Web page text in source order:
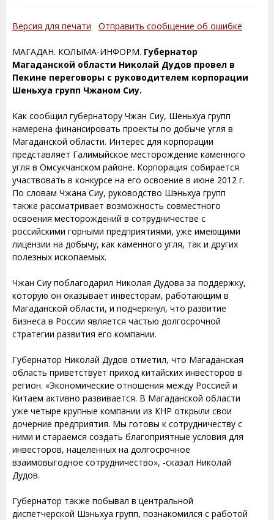
Версия для печати Отправить сообщение об ошибке
МАГАДАН. КОЛЫМА-ИНФОРМ. Губернатор
Магаданской области Николай Дудов провел в
Пекине переговоры с руководителем корпорации
Шеньхуа групп Чжаном Сиу.
Как сообщил губернатору Чжан Сиу, Шеньхуа групп
намерена финансировать проекты по добыче угля в
Магаданской области. Интерес для корпорации
представляет Галимыйское месторождение каменного
угля в Омсукчанском районе. Корпорация собирается
участвовать в конкурсе на его освоение в июне 2012 г.
По словам Чжана Сиу, руководство Шэньхуа групп
также рассматривает возможность совместного
освоения месторождений в сотрудничестве с
российскими горными предприятиями, уже имеющими
лицензии на добычу, как каменного угля, так и других
полезных ископаемых.
Чжан Сиу поблагодарил Николая Дудова за поддержку,
которую он оказывает инвесторам, работающим в
Магаданской области, и подчеркнул, что развитие
бизнеса в России является частью долгосрочной
стратегии развития его компании.
Губернатор Николай Дудов отметил, что Магаданская
область приветствует приход китайских инвесторов в
регион. «Экономические отношения между Россией и
Китаем активно развивается. В Магаданской области
уже четыре крупные компании из КНР открыли свои
дочерние предприятия. Мы готовы к сотрудничеству с
ними и стараемся создать благоприятные условия для
инвесторов, нацеленных на долгосрочное
взаимовыгодное сотрудничество», -сказал Николай
Дудов.
Губернатор также побывал в центральной
диспетчерской Шэньхуа групп, познакомился с работой